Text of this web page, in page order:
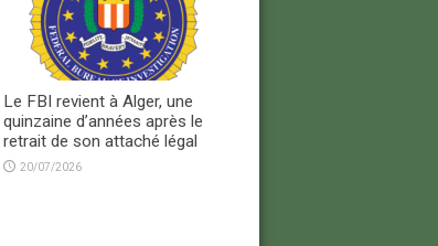
Le FBI revient à Alger, une
quinzaine d’années après le
retrait de son attaché légal
20/07/2026